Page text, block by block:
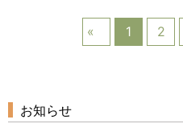
1
2
お知らせ